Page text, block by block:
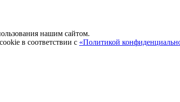
нашим сайтом.
в соответствии с «Политикой